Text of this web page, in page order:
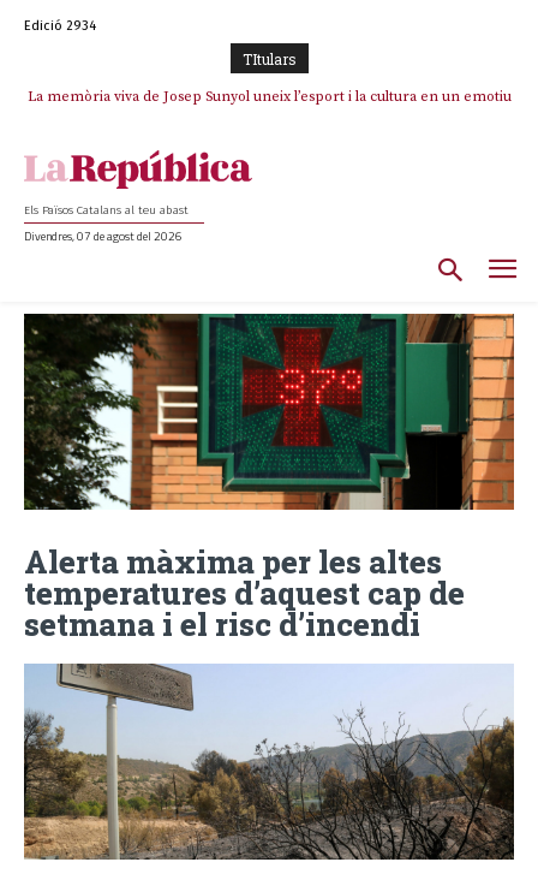
Edició 2934
TItulars
La memòria viva de Josep Sunyol uneix l’esport i la cultura en un emotiu
Els Països Catalans al teu abast
Divendres, 07 de agost del 2026
Alerta màxima per les altes
temperatures d’aquest cap de
setmana i el risc d’incendi